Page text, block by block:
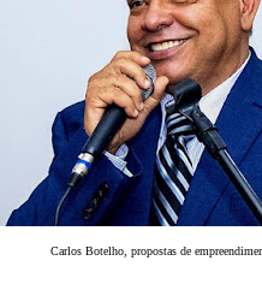
Carlos Botelho, propostas de